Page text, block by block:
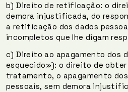
b) Direito de retificação: o
demora injustificada, do
a retificação dos dados
incompletos que lhe digam
c) Direito ao apagamento dos
esquecido»): o direito de obter
tratamento, o apagamento
pessoais, sem demora